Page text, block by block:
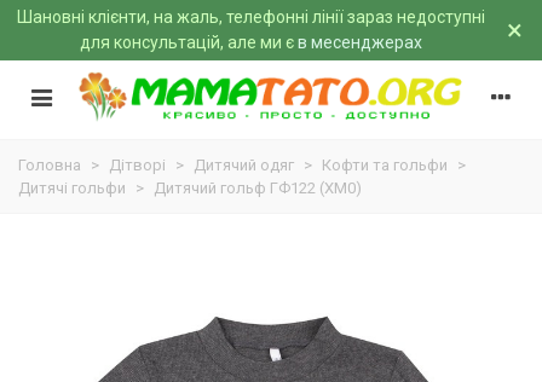
Шановні клієнти, на жаль, телефонні лінії зараз недоступні
для консультацій, але ми єв месенджерах ×
Головна > Дітворі > Дитячий одяг > Кофти та гольфи
>
Дитячі гольфи
> Дитячий гольф ГФ122 (XM0)